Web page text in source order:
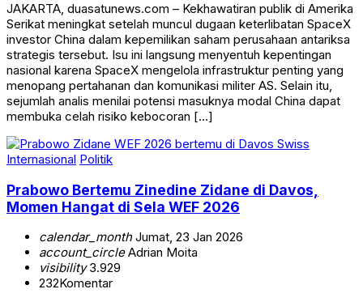
JAKARTA, duasatunews.com – Kekhawatiran publik di Amerika
Serikat meningkat setelah muncul dugaan keterlibatan SpaceX
investor China dalam kepemilikan saham perusahaan antariksa
strategis tersebut. Isu ini langsung menyentuh kepentingan
nasional karena SpaceX mengelola infrastruktur penting yang
menopang pertahanan dan komunikasi militer AS. Selain itu,
sejumlah analis menilai potensi masuknya modal China dapat
membuka celah risiko kebocoran […]
Internasional Politik
Prabowo Bertemu Zinedine Zidane di Davos,
Momen Hangat di Sela WEF 2026
calendar_monthJumat, 23 Jan 2026
account_circleAdrian Moita
visibility3.929
232Komentar